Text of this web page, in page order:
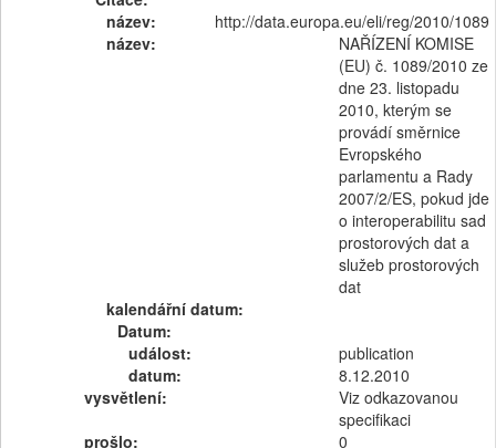
název:
http://data.europa.eu/eli/reg/2010/1089
název:
NAŘÍZENÍ KOMISE
(EU) č. 1089/2010 ze
dne 23. listopadu
2010, kterým se
provádí směrnice
Evropského
parlamentu a Rady
2007/2/ES, pokud jde
o interoperabilitu sad
prostorových dat a
služeb prostorových
dat
kalendářní datum:
Datum:
událost:
publication
datum:
8.12.2010
vysvětlení:
Viz odkazovanou
specifikaci
prošlo:
0